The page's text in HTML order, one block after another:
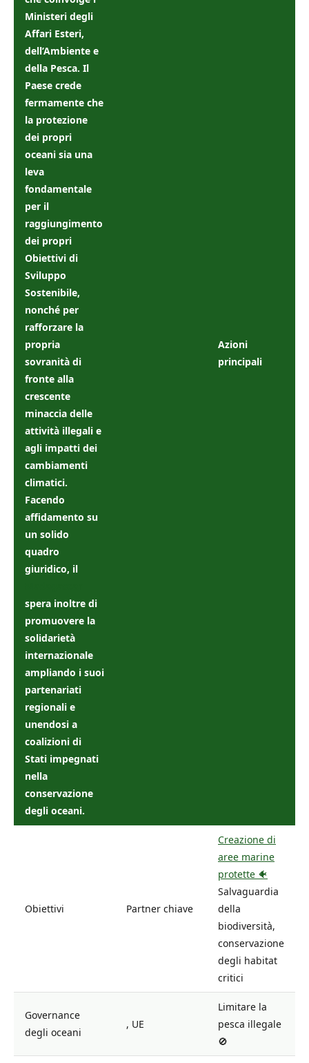
Ministeri degli
Affari Esteri,
dell’Ambiente e
della Pesca. Il
Paese crede
fermamente che
la protezione
dei propri
oceani sia una
leva
fondamentale
per il
raggiungimento
dei propri
Obiettivi di
Sviluppo
Sostenibile,
nonché per
rafforzare la
propria
sovranità di
fronte alla
crescente
minaccia delle
attività illegali e
agli impatti dei
cambiamenti
climatici.
Facendo
affidamento su
un solido
quadro
giuridico, il
spera inoltre di
promuovere la
solidarietà
internazionale
ampliando i suoi
partenariati
regionali e
unendosi a
coalizioni di
Stati impegnati
nella
conservazione
degli oceani.
Azioni
principali
Obiettivi Partner chiave
Creazione di
aree marine
protette 🐠
Salvaguardia
della
biodiversità,
conservazione
degli habitat
critici
Governance
degli oceani
, UE
Limitare la
pesca illegale
🚫